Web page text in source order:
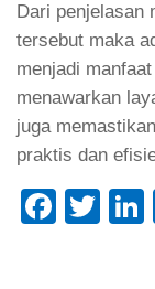
Dari penjelasan
tersebut maka
menjadi
menawarkan
juga
praktis dan